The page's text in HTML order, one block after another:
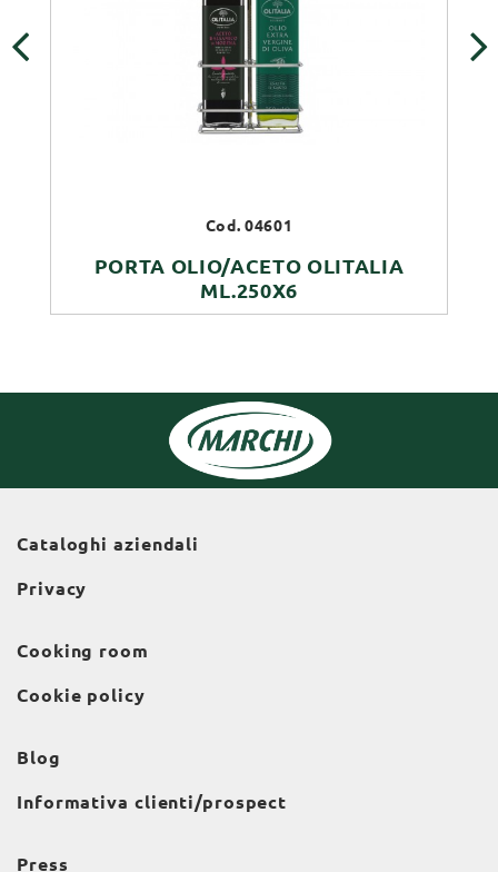
Cod. 04601
PORTA OLIO/ACETO OLITALIA
ML.250X6
Cataloghi aziendali
Privacy
Cooking room
Cookie policy
Blog
Informativa clienti/prospect
Press